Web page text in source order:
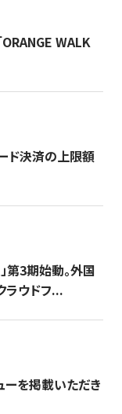
WALK
ド決済の上限額
第3期始動。外国
ラウドフ...
ーを掲載いただき